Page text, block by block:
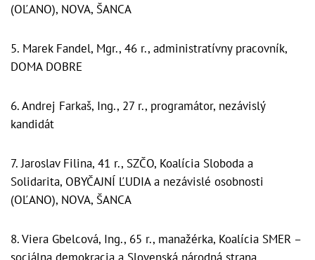
(OĽANO), NOVA, ŠANCA
5. Marek Fandel, Mgr., 46 r., administratívny pracovník,
DOMA DOBRE
6. Andrej Farkaš, Ing., 27 r., programátor, nezávislý
kandidát
7. Jaroslav Filina, 41 r., SZČO, Koalícia Sloboda a
Solidarita, OBYČAJNÍ ĽUDIA a nezávislé osobnosti
(OĽANO), NOVA, ŠANCA
8. Viera Gbelcová, Ing., 65 r., manažérka, Koalícia SMER –